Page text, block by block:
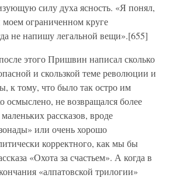
силу духа ясность. «Я понял,
ограниченном круге
не напишу легальной вещи».[655]
этого Пришвин написал сколько
и скользкой теме революции и
к тому, что было так остро им
осмыслено, не возвращался более
рассказов, вроде
или очень хорошо
корректного, как мы бы
«Охота за счастьем». А когда в
«алпатовской трилогии»